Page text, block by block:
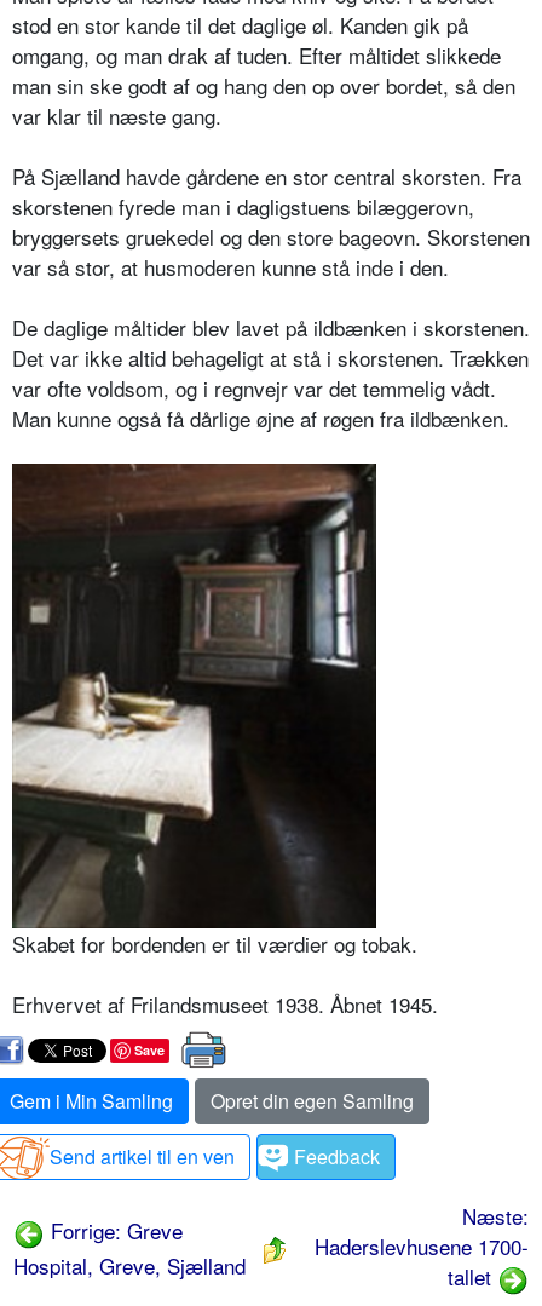
stod en stor kande til det daglige øl. Kanden gik på
omgang, og man drak af tuden. Efter måltidet slikkede
man sin ske godt af og hang den op over bordet, så den
var klar til næste gang.
På Sjælland havde gårdene en stor central skorsten. Fra
skorstenen fyrede man i dagligstuens bilæggerovn,
bryggersets gruekedel og den store bageovn. Skorstenen
var så stor, at husmoderen kunne stå inde i den.
De daglige måltider blev lavet på ildbænken i skorstenen.
Det var ikke altid behageligt at stå i skorstenen. Trækken
var ofte voldsom, og i regnvejr var det temmelig vådt.
Man kunne også få dårlige øjne af røgen fra ildbænken.
Skabet for bordenden er til værdier og tobak.
Erhvervet af Frilandsmuseet 1938. Åbnet 1945.
Save
Gem i Min Samling
Opret din egen Samling
Send artikel til en ven
Feedback
Forrige: Greve
Hospital, Greve, Sjælland
Næste:
Haderslevhusene 1700-
tallet